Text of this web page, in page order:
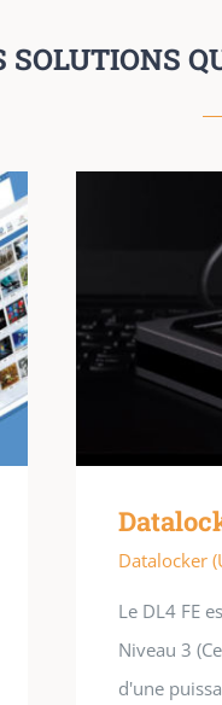
SOLUTIONS
Datalocker
Le DL4 FE
Niveau 3
d'une